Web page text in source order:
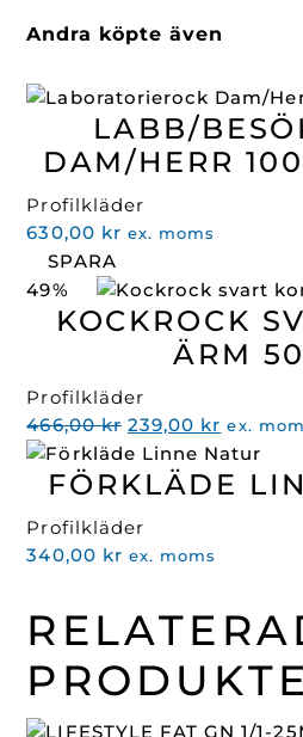
Andra köpte även
LABB/
DAM/HERR
Profilkläder
630,00 kr ex. moms
SPARA
49%
KOCKROCK
ÄRM
Profilkläder
466,00kr Det
ursprungliga
priset
466,00 kr.
239,00 kr Det
priset
ex.
FÖRKLÄDE
Profilkläder
340,00 kr ex. moms